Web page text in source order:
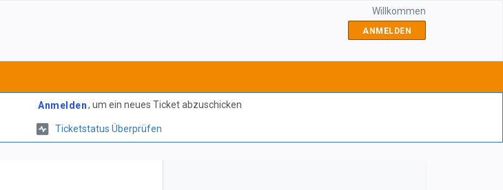
Willkommen
ANMELDEN
Anmelden, um ein neues Ticket abzuschicken
Ticketstatus Überprüfen